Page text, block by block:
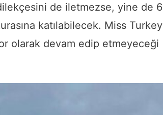
de iletmezse, yine de 6
katılabilecek. Miss Turkey
olarak devam edip etmeyeceği